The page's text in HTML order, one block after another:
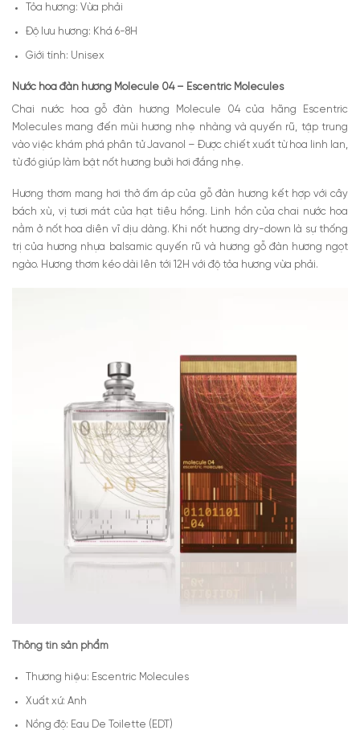
Tỏa hương: Vừa phải
Độ lưu hương: Khá 6-8H
Giới tính: Unisex
Nước hoa đàn hương Molecule 04 – Escentric Molecules
Chai nước hoa gỗ đàn hương Molecule 04 của hãng Escentric
Molecules mang đến mùi hương nhẹ nhàng và quyến rũ, tập trung
vào việc khám phá phân tử Javanol – Được chiết xuất từ hoa linh lan,
từ đó giúp làm bật nốt hương bưởi hơi đắng nhẹ.
Hương thơm mang hơi thở ấm áp của gỗ đàn hương kết hợp với cây
bách xù, vị tươi mát của hạt tiêu hồng. Linh hồn của chai nước hoa
nằm ở nốt hoa diên vĩ dịu dàng. Khi nốt hương dry-down là sự thống
trị của hương nhựa balsamic quyến rũ và hương gỗ đàn hương ngọt
ngào. Hương thơm kéo dài lên tới 12H với độ tỏa hương vừa phải.
Thông tin sản phẩm
Thương hiệu: Escentric Molecules
Xuất xứ: Anh
Nồng độ: Eau De Toilette (EDT)